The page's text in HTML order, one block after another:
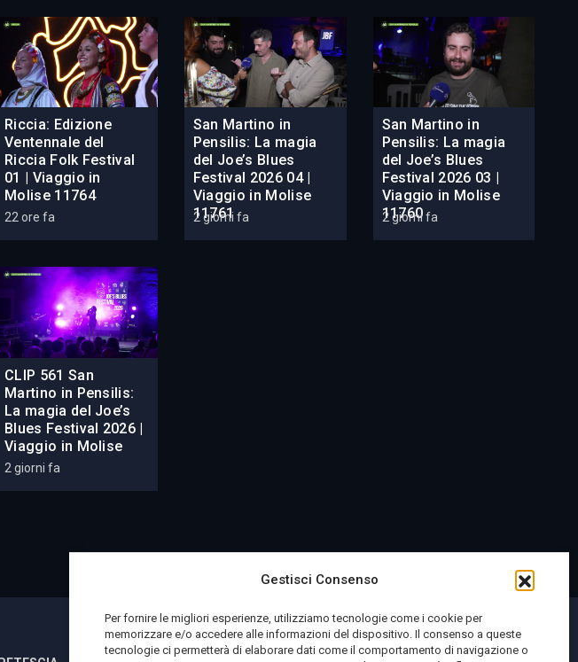
Gestisci Consenso
Per fornire le migliori esperienze, utilizziamo tecnologie come i cookie per
memorizzare e/o accedere alle informazioni del dispositivo. Il consenso a queste
tecnologie ci permetterà di elaborare dati come il comportamento di navigazione o
Riccia: Edizione
Ventennale del
Riccia Folk Festival
01 | Viaggio in
Molise 11764
22 ore fa
San Martino in
Pensilis: La magia
del Joe’s Blues
Festival 2026 04 |
Viaggio in Molise
11761
2 giorni fa
San Martino in
Pensilis: La magia
del Joe’s Blues
Festival 2026 03 |
Viaggio in Molise
11760
2 giorni fa
CLIP 561 San
Martino in Pensilis:
La magia del Joe’s
Blues Festival 2026 |
Viaggio in Molise
2 giorni fa